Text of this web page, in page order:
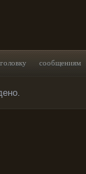
сообщениям